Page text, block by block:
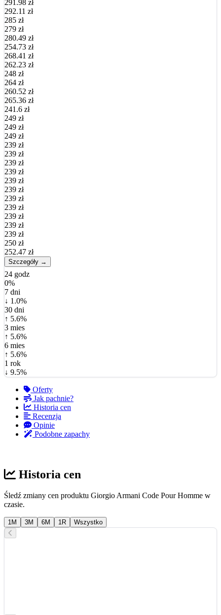
291.98 zł
292.11 zł
285 zł
279 zł
280.49 zł
254.73 zł
268.41 zł
262.23 zł
248 zł
264 zł
260.52 zł
265.36 zł
241.6 zł
249 zł
249 zł
249 zł
239 zł
239 zł
239 zł
239 zł
239 zł
239 zł
239 zł
239 zł
239 zł
239 zł
239 zł
250 zł
252.47 zł
Szczegóły →
24 godz
0%
7 dni
↓ 1.0%
30 dni
↑ 5.6%
3 mies
↑ 5.6%
6 mies
↑ 5.6%
1 rok
↓ 9.5%
Oferty
Jak pachnie?
Historia cen
Recenzja
Opinie
Podobne zapachy
Historia cen
Śledź zmiany cen produktu Giorgio Armani Code Pour Homme w
czasie.
1M 3M 6M 1R Wszystko